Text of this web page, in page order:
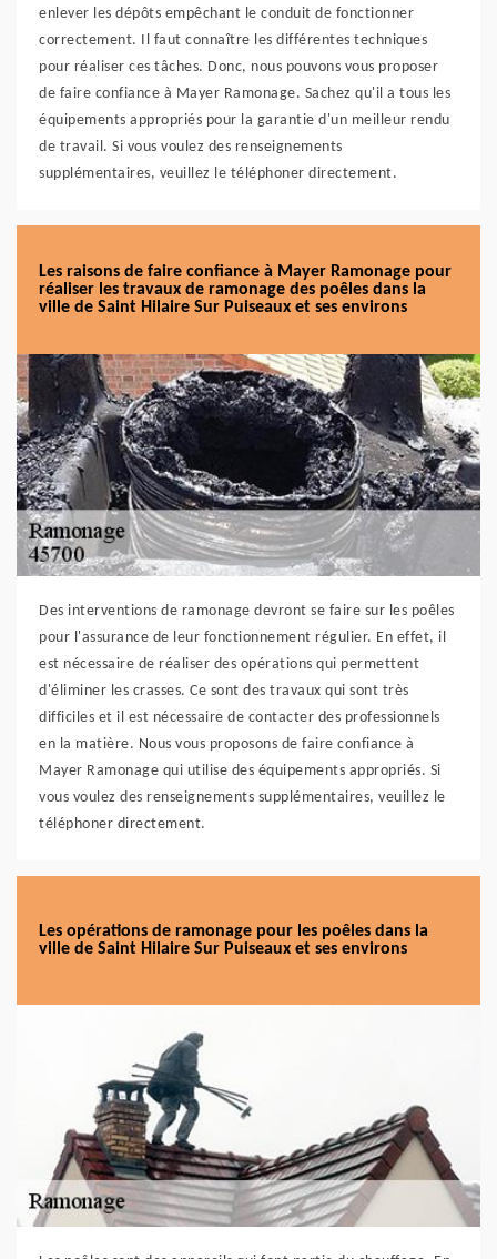
enlever les dépôts empêchant le conduit de fonctionner
correctement. Il faut connaître les différentes techniques
pour réaliser ces tâches. Donc, nous pouvons vous proposer
de faire confiance à Mayer Ramonage. Sachez qu'il a tous les
équipements appropriés pour la garantie d'un meilleur rendu
de travail. Si vous voulez des renseignements
supplémentaires, veuillez le téléphoner directement.
Les raisons de faire confiance à Mayer Ramonage pour
réaliser les travaux de ramonage des poêles dans la
ville de Saint Hilaire Sur Puiseaux et ses environs
Des interventions de ramonage devront se faire sur les poêles
pour l'assurance de leur fonctionnement régulier. En effet, il
est nécessaire de réaliser des opérations qui permettent
d'éliminer les crasses. Ce sont des travaux qui sont très
difficiles et il est nécessaire de contacter des professionnels
en la matière. Nous vous proposons de faire confiance à
Mayer Ramonage qui utilise des équipements appropriés. Si
vous voulez des renseignements supplémentaires, veuillez le
téléphoner directement.
Les opérations de ramonage pour les poêles dans la
ville de Saint Hilaire Sur Puiseaux et ses environs